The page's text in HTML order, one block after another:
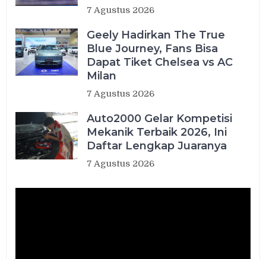
7 Agustus 2026
Geely Hadirkan The True
Blue Journey, Fans Bisa
Dapat Tiket Chelsea vs AC
Milan
7 Agustus 2026
Auto2000 Gelar Kompetisi
Mekanik Terbaik 2026, Ini
Daftar Lengkap Juaranya
7 Agustus 2026